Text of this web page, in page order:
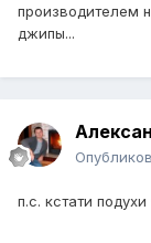
производителем
джипы...
п.с. кстати